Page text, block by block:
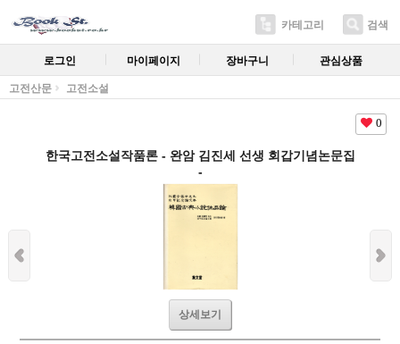
카테고리 검색
로그인 마이페이지 장바구니 관심상품
고전산문 고전소설
0
한국고전소설작품론 - 완암 김진세 선생 회갑기념논문집
-
상세보기